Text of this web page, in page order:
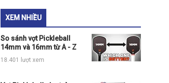
XEM NHIỀU
So sánh vợt Pickleball
14mm và 16mm từ A - Z
18.401 lượt xem